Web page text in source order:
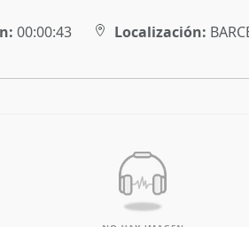
00:00:43 Localización: